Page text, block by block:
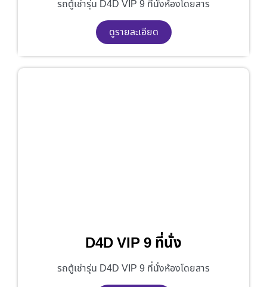
รถตู้เช่ารุ่น D4D VIP 9 ที่นั่งห้องโดยสาร
ดูรายละเอียด
D4D VIP 9 ที่นั่ง
รถตู้เช่ารุ่น D4D VIP 9 ที่นั่งห้องโดยสาร